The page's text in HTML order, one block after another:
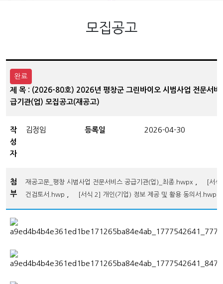
모집공고
완료
제 목 : (2026-80호) 2026년 평창군 그린바이오 시범사업 전문서비
급기관(업) 모집공고(재공고)
작
성
자
김정임 등록일 2026-04-30
첨
부
재공고문_평창 시범사업 전문서비스 공급기관(업)_최종.hwpx
[서
건검토서.hwp
[서식 2] 개인(기업) 정보 제공 및 활용 동의서.hwp